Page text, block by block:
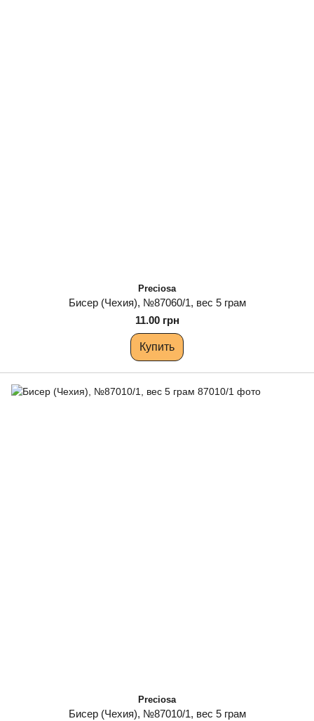
Preciosa
Бисер (Чехия), №87060/1, вес 5 грам
11.00 грн
Купить
Preciosa
Бисер (Чехия), №87010/1, вес 5 грам